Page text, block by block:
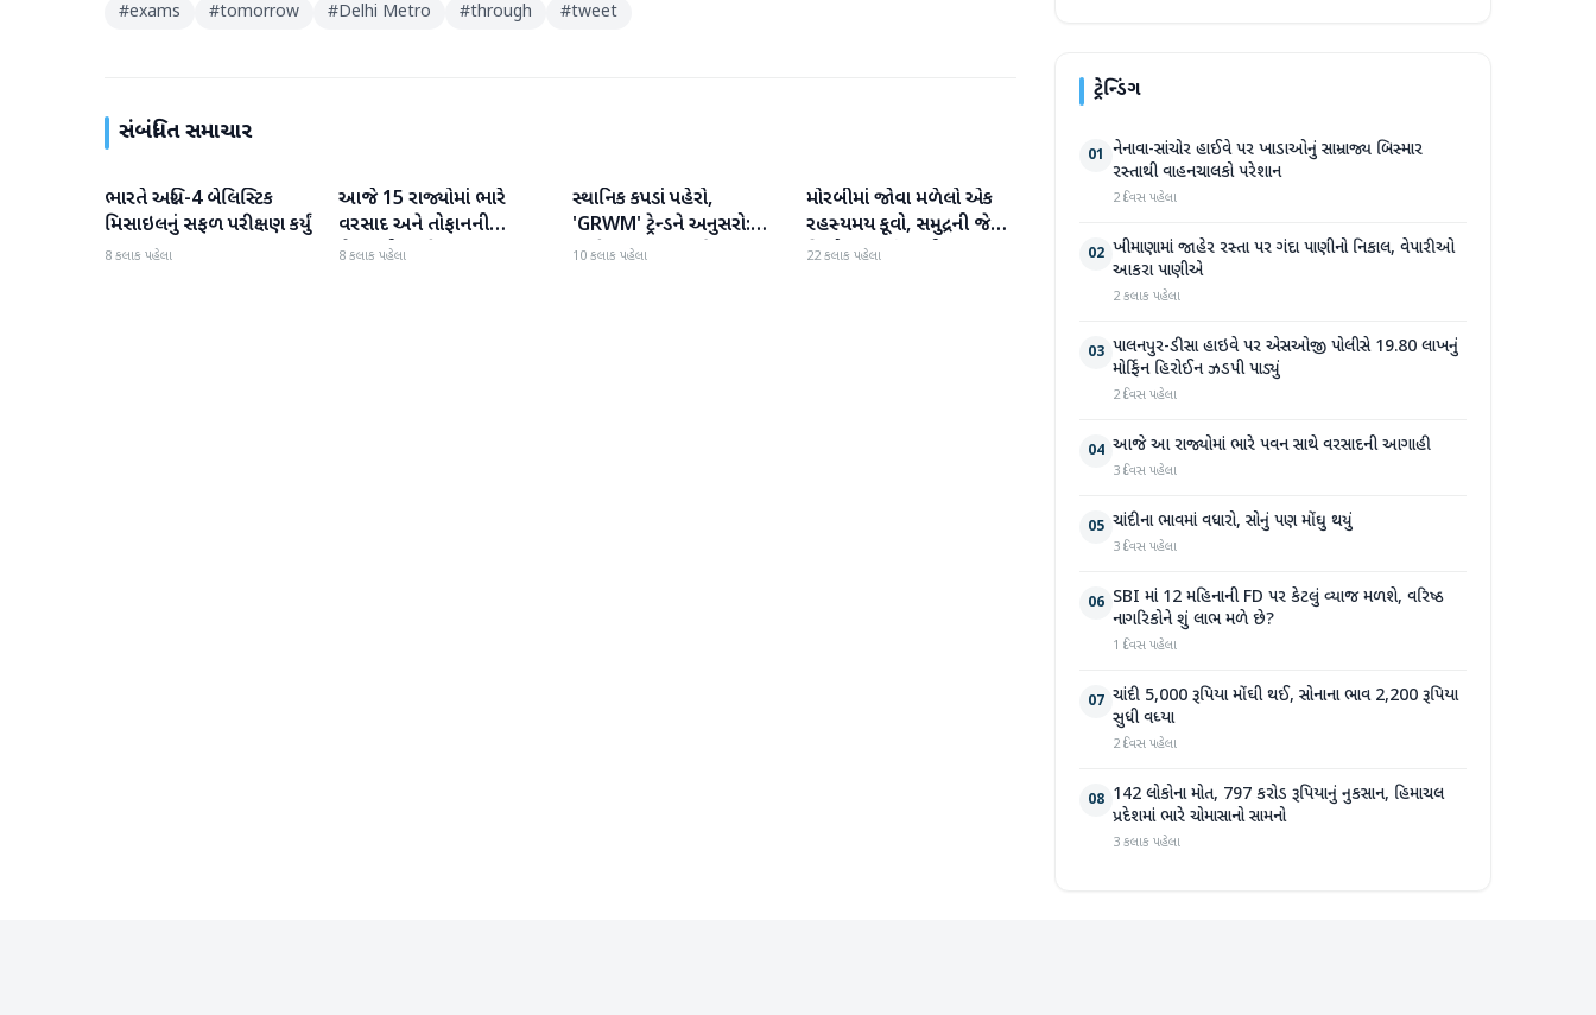
#exams #tomorrow #Delhi Metro #through #tweet
સંબંધિત સમાચાર
રાષ્ટ્રીય
ભારતે અગ્નિ-4 બેલિસ્ટિક
મિસાઇલનું સફળ પરીક્ષણ કર્યું
8 કલાક પહેલા
રાષ્ટ્રીય
આજે 15 રાજ્યોમાં ભારે
વરસાદ અને તોફાનની
ચેતવણી જારી
8 કલાક પહેલા
રાષ્ટ્રીય
સ્થાનિક કપડાં પહેરો,
'GRWM' ટ્રેન્ડને અનુસરો:
રાષ્ટ્રીય હાથવણાટ દિવસ પર
10 કલાક પહેલા
રાષ્ટ્રીય
મોરબીમાં જોવા મળેલો એક
રહસ્યમય કૂવો, સમુદ્રની જેમ
હિલોળા ખાતું પાણી
22 કલાક પહેલા
ટ્રેન્ડિંગ
01 નેનાવા-સાંચોર હાઈવે પર ખાડાઓનું સામ્રાજ્ય બિસ્માર
રસ્તાથી વાહનચાલકો પરેશાન
2 દિવસ પહેલા
02 ખીમાણામાં જાહેર રસ્તા પર ગંદા પાણીનો નિકાલ, વેપારીઓ
આકરા પાણીએ
2 કલાક પહેલા
03 પાલનપુર-ડીસા હાઇવે પર એસઓજી પોલીસે 19.80 લાખનું
મોર્ફિન હિરોઈન ઝડપી પાડ્યું
2 દિવસ પહેલા
04 આજે આ રાજ્યોમાં ભારે પવન સાથે વરસાદની આગાહી
3 દિવસ પહેલા
05 ચાંદીના ભાવમાં વધારો, સોનું પણ મોંઘુ થયું
3 દિવસ પહેલા
06 SBI માં 12 મહિનાની FD પર કેટલું વ્યાજ મળશે, વરિષ્ઠ
નાગરિકોને શું લાભ મળે છે?
1 દિવસ પહેલા
07 ચાંદી 5,000 રૂપિયા મોંઘી થઈ, સોનાના ભાવ 2,200 રૂપિયા
સુધી વધ્યા
2 દિવસ પહેલા
08 142 લોકોના મોત, 797 કરોડ રૂપિયાનું નુકસાન, હિમાચલ
પ્રદેશમાં ભારે ચોમાસાનો સામનો
3 કલાક પહેલા